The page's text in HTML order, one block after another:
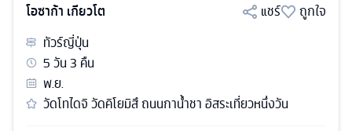
โอซาก้า เกียวโต แชร์
ถูกใจ
ทัวร์ญี่ปุ่น
5วัน3 คืน
พ.ย.
วัดโทไดจิ วัดคิโยมิสึ ถนนกาน้ำชา อิสระเที่ยวหนึ่งวัน